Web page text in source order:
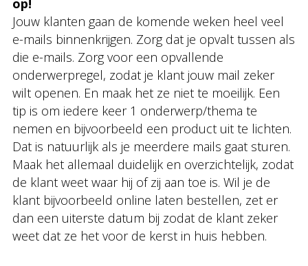
Jouw klanten gaan de komende weken heel veel
e-mails binnenkrijgen. Zorg dat je opvalt tussen als
die e-mails. Zorg voor een opvallende
onderwerpregel, zodat je klant jouw mail zeker
wilt openen. En maak het ze niet te moeilijk. Een
tip is om iedere keer 1 onderwerp/thema te
nemen en bijvoorbeeld een product uit te lichten.
Dat is natuurlijk als je meerdere mails gaat sturen.
Maak het allemaal duidelijk en overzichtelijk, zodat
de klant weet waar hij of zij aan toe is. Wil je de
klant bijvoorbeeld online laten bestellen, zet er
dan een uiterste datum bij zodat de klant zeker
weet dat ze het voor de kerst in huis hebben.